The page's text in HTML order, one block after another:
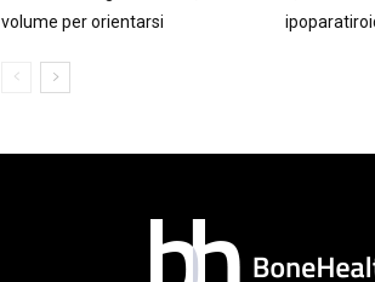
volume per orientarsi